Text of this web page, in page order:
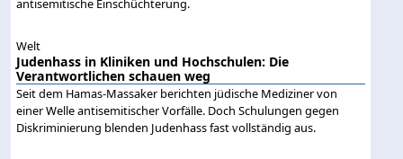
antisemitische Einschüchterung.
Welt
Judenhass in Kliniken und Hochschulen: Die
Verantwortlichen schauen weg
Seit dem Hamas-Massaker berichten jüdische Mediziner von
einer Welle antisemitischer Vorfälle. Doch Schulungen gegen
Diskriminierung blenden Judenhass fast vollständig aus.